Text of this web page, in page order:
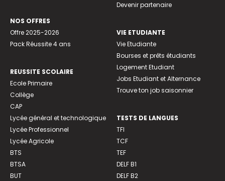
NOS OFFRES
Offre 2025-2026
Pack Réussite 4 ans
REUSSITE SCOLAIRE
Ecole Primaire
Collège
CAP
Lycée général et technologique
Lycée Professionnel
Lycée Agricole
BTS
BTSA
BUT
Devenir partenaire
VIE ETUDIANTE
Vie Etudiante
Bourses et prêts étudiants
Logement Etudiant
Jobs Etudiant et Alternance
Trouve ton job saisonnier
TESTS DE LANGUES
TFI
TCF
TEF
DELF B1
DELF B2